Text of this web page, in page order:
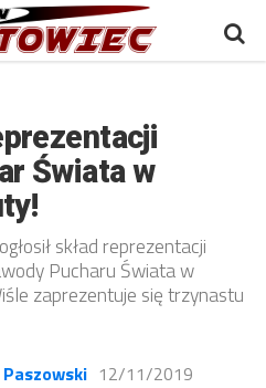
Świata w
skład reprezentacji
Pucharu Świata w
zaprezentuje się trzynastu
12/11/2019